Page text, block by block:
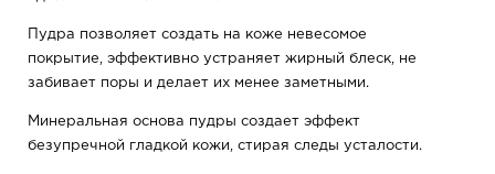
Пудра позволяет создать на коже невесомое
покрытие, эффективно устраняет жирный блеск, не
забивает поры и делает их менее заметными.
Минеральная основа пудры создает эффект
безупречной гладкой кожи, стирая следы усталости.